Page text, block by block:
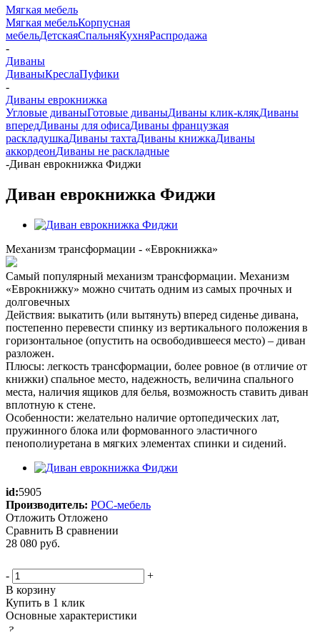
Мягкая мебель
Мягкая мебельКорпусная
мебельДетскаяСпальняКухняРаспродажа
-
Диваны
ДиваныКреслаПуфики
-
Диваны еврокнижка
Угловые диваныГотовые диваныДиваны клик-клякДиваны
впередДиваны для офисаДиваны французкая
раскладушкаДиваны тахтаДиваны книжкаДиваны
аккордеонДиваны не раскладные
-Диван еврокнижка Фиджи
Диван еврокнижка Фиджи
Механизм трансформации - «Еврокнижка»
Самый популярный механизм трансформации. Механизм
«Еврокнижку» можно считать одним из самых прочных и
долговечных
Действия: выкатить (или вытянуть) вперед сиденье дивана,
постепенно перевести спинку из вертикального положения в
горизонтальное (опустить на освободившееся место) – диван
разложен.
Плюсы: легкость трансформации, более ровное (в отличие от
книжки) спальное место, надежность, величина спального
места, наличия ящиков для белья, возможность ставить диван
вплотную к стене.
Особенности: желательно наличие ортопедических лат,
пружинного блока или формованного эластичного
пенополиуретана в мягких элементах спинки и сидений.
id:5905
Производитель: РОС-мебель
Отложить Отложено
Сравнить В сравнении
28 080 руб.
-
+
В корзину
Купить в 1 клик
Основные характеристики
?